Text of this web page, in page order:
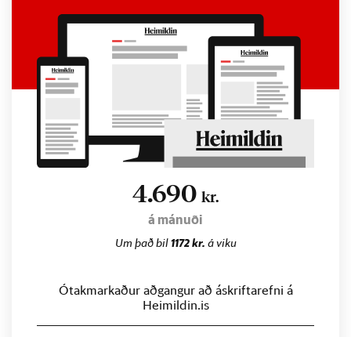
4.690 kr.
á mánuði
Um það bil1172 kr. á viku
Ótakmarkaður aðgangur að áskriftarefni á
Heimildin.is